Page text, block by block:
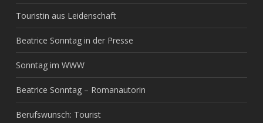
Touristin aus Leidenschaft
Beatrice Sonntag in der Presse
Sonntag im WWW
Beatrice Sonntag – Romanautorin
Berufswunsch: Tourist